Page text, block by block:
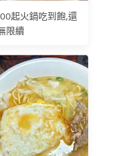
起火鍋吃到飽,還
限續